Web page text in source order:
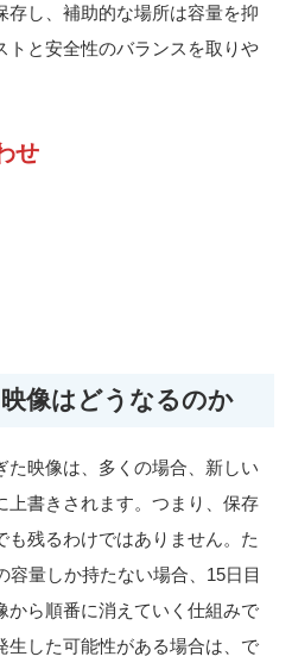
存し、補助的な場所は容量を抑
トと安全性のバランスを取りや
せ
像はどうなるのか
た映像は、多くの場合、新しい
上書きされます。つまり、保存
残るわけではありません。た
容量しか持たない場合、15日目
から順番に消えていく仕組みで
生した可能性がある場合は、で